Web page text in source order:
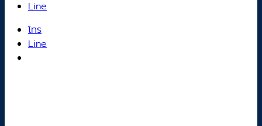
Line
โทร
Line